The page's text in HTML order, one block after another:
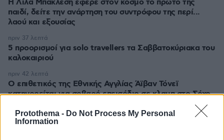
Protothema - Do Not Process My Personal
Information
Η Λίλα Μπακλέση έφερε στον κόσμο το πρώτο της
παιδί, δείτε την ανάρτηση του συντρόφου της περί...
λαού και εξουσίας
5 προορισμοί για solo travellers τα Σαββατοκύριακα του
καλοκαιριού
πριν 37 λεπτά
Ο επιθετικός της Εθνικής Αγγλίας Άϊβαν Τόνεϊ
κατηγορείται για σοβαρό επεισόδιο σε κλαμπ στο Σόχο
πριν 42 λεπτά
Kαύσωνας: Ένας καθηγητής δίνει συμβουλές για να μην
πριν μία ώρα